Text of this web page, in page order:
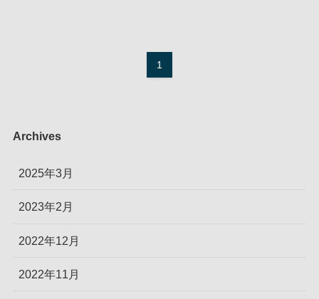
1
Archives
2025年3月
2023年2月
2022年12月
2022年11月